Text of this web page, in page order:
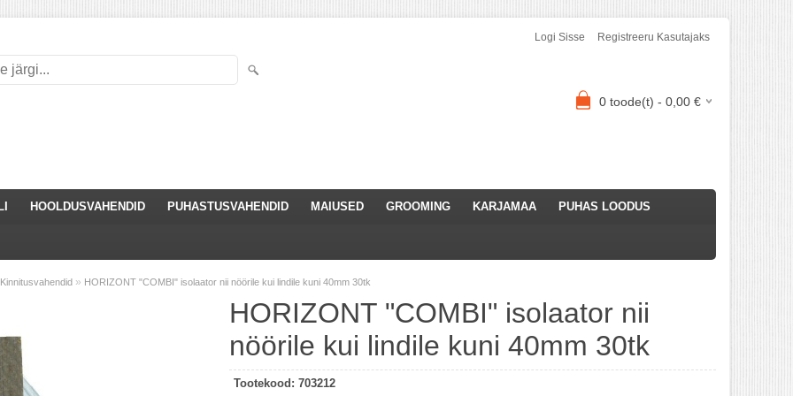
Logi Sisse Registreeru Kasutajaks
0 toode(t) - 0,00 €
HOOLDUSVAHENDID PUHASTUSVAHENDID MAIUSED GROOMING KARJAMAA PUHAS LOODUS
Kinnitusvahendid » HORIZONT "COMBI" isolaator nii nöörile kui lindile kuni 40mm 30tk
HORIZONT "COMBI" isolaator nii
nöörile kui lindile kuni 40mm 30tk
Tootekood: 703212